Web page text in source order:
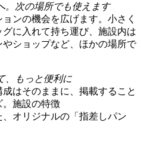
。次の場所でも使えます
ンの機会を広げます。小さく
に入れて持ち運び、施設内は
ショップなど、ほかの場所で
、もっと便利に
成はそのままに、掲載すること
。施設の特徴
オリジナルの「指差しパン